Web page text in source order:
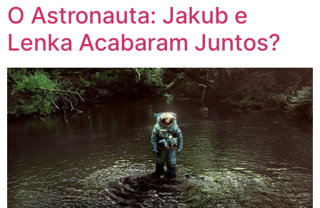
O Astronauta: Jakub e
Lenka Acabaram Juntos?